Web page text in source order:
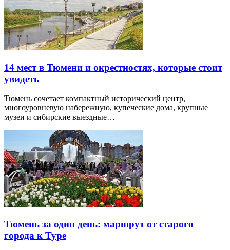
14 мест в Тюмени и окрестностях, которые стоит
увидеть
Тюмень сочетает компактный исторический центр,
многоуровневую набережную, купеческие дома, крупные
музеи и сибирские выездные…
Тюмень за один день: маршрут от старого
города к Туре